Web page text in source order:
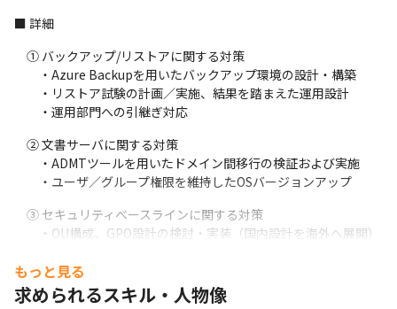
■ 詳細
① バックアップ/リストアに関する対策
・Azure Backupを用いたバックアップ環境の設計・構築
・リストア試験の計画／実施、結果を踏まえた運用設計
・運用部門への引継ぎ対応
② 文書サーバに関する対策
・ADMTツールを用いたドメイン間移行の検証および実施
・ユーザ／グループ権限を維持したOSバージョンアップ
③ セキュリティベースラインに関する対策
・OU構成、GPO設計の検討・実装（国内設計を海外へ展開）
・運用手順作成、英語化（翻訳ツール利用可）
もっと見る
求められるスキル・人物像